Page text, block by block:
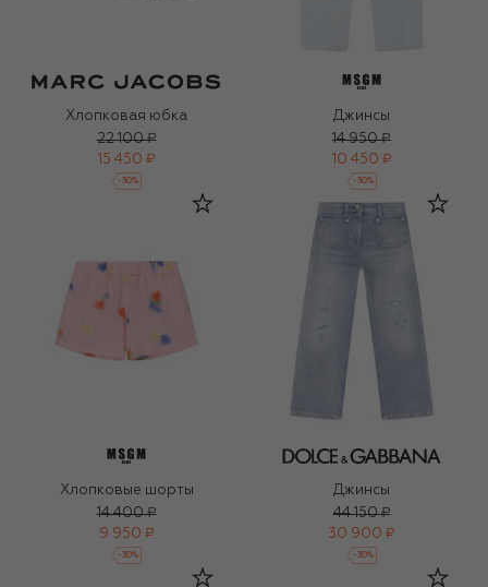
Хлопковая юбка
22 100 ₽
15 450 ₽
-30%
Джинсы
14 950 ₽
10 450 ₽
-30%
Хлопковые шорты
14 400 ₽
9 950 ₽
-30%
Джинсы
44 150 ₽
30 900 ₽
-30%